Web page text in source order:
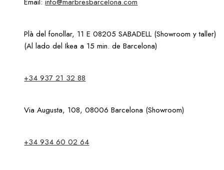
Email:info@marbresbarcelona.com
Plà del fonollar, 11 E 08205 SABADELL (Showroom y taller)
(Al lado del Ikea a 15 min. de Barcelona)
+34 937 21 32 88
Via Augusta, 108, 08006 Barcelona (Showroom)
+34 934 60 02 64